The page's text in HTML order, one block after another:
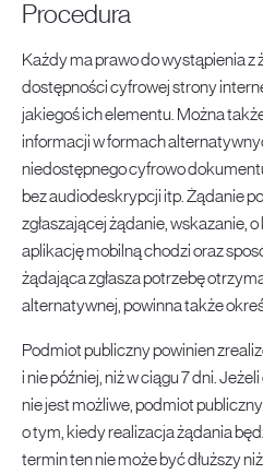
Procedura
Każdy ma prawo do wystąpienia z
dostępności cyfrowej strony
jakiegoś ich elementu. Można
informacji w formach
niedostępnego cyfrowo
bez audiodeskrypcji itp. Żądanie
zgłaszającej żądanie, wskazanie,
aplikację mobilną chodzi oraz
żądająca zgłasza potrzebę
alternatywnej, powinna także
Podmiot publiczny powinien
i nie później, niż w ciągu 7 dni.
nie jest możliwe, podmiot
o tym, kiedy realizacja żądania
termin ten nie może być dłuższy